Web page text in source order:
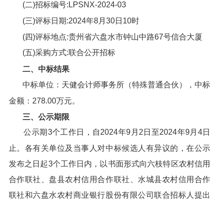
(二)招标编号:LPSNX-2024-03
(三)评标日期:2024年8月30日10时
(四)评标地点:贵州省六盘水市钟山中路67号信合大厦
(五)采购方式:联合公开招标
二、中标结果
中标单位：天健会计师事务所（特殊普通合伙），中标
金额：278.00万元。
三、公示期限
公示期3个工作日，自2024年9月2日至2024年9月4日
止。各有关单位及当事人对中标候选人有异议的，在公示
发布之日起3个工作日内，以书面形式向六枝特区农村信用
合作联社、盘县农村信用合作联社、水城县农村信用合作
联社和六盘水农村商业银行股份有限公司联合招标人提出